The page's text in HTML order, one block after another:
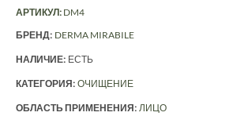
АРТИКУЛ: DM4
БРЕНД: DERMA MIRABILE
НАЛИЧИЕ: ЕСТЬ
КАТЕГОРИЯ: ОЧИЩЕНИЕ
ОБЛАСТЬ ПРИМЕНЕНИЯ: ЛИЦО